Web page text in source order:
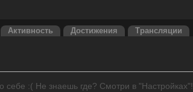
Активность Достижения Трансляции
себе :( Не знаешь где? Смотри в "Настройках"!